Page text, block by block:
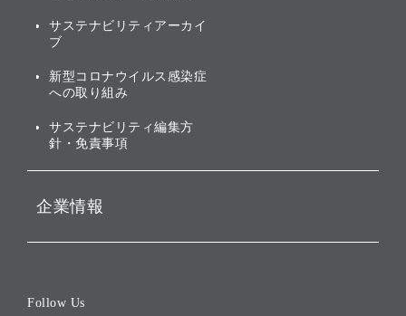
株主・投資家情報（IR）に
ガバナンス
投資先のサステナビリティ
サステナビリティアーカイ
ブ
新型コロナウイルス感染症
への取り組み
サステナビリティ編集方
針・免責事項
企業情報
Follow Us